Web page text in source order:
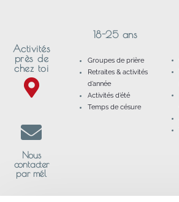
Activités
près de
chez toi
Nous
contacter
par mél
18-25 ans
Groupes de prière
Retraites & activités
d’année
Activités d’été
Temps de césure